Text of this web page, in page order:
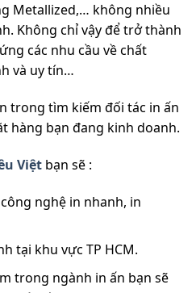
Metallized,… không nhiều
Không chỉ vậy để trở thành
các nhu cầu về chất
và uy tín…
trong tìm kiếm đối tác in ấn
hàng bạn đang kinh doanh.
Việt bạn sẽ :
nghệ in nhanh, in
tại khu vực TP HCM.
trong ngành in ấn bạn sẽ